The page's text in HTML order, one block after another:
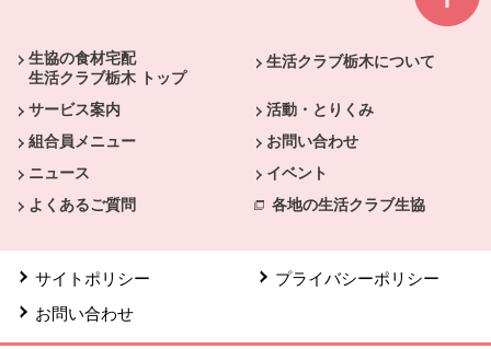
生協の食材宅配
生活クラブ栃木 トップ
生活クラブ栃木について
サービス案内
活動・とりくみ
組合員メニュー
お問い合わせ
ニュース
イベント
よくあるご質問
各地の生活クラブ生協
サイトポリシー
プライバシーポリシー
お問い合わせ